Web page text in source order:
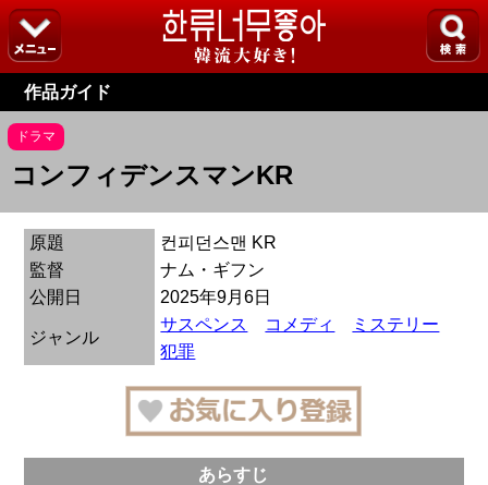
作品ガイド
ドラマ
コンフィデンスマンKR
原題
컨피던스맨 KR
監督
ナム・ギフン
公開日
2025年9月6日
ジャンル
サスペンス コメディ
ミステリー
犯罪
あらすじ